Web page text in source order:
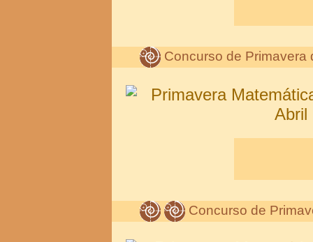
Concurso de Primavera
Concurso de